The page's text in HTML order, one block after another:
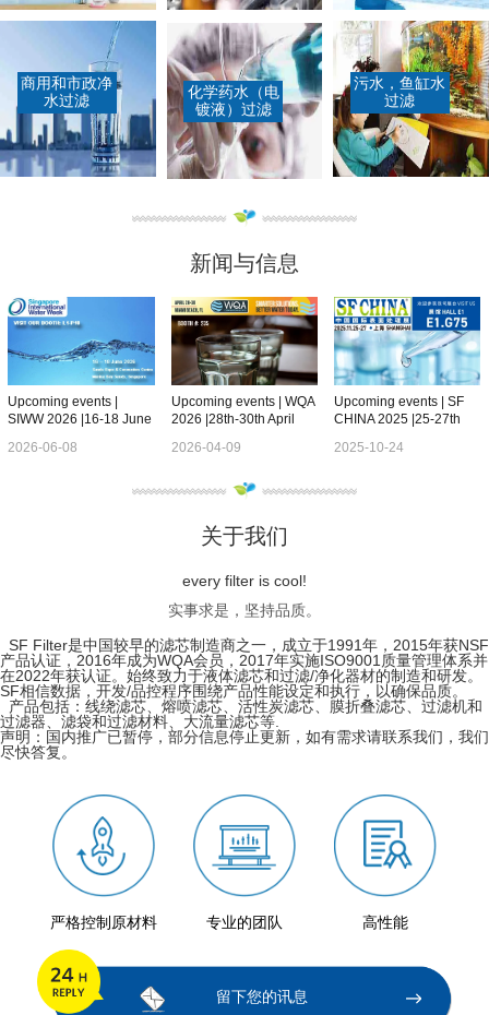
商用和市政净
水过滤
化学药水（电
镀液）过滤
污水，鱼缸水
过滤
新闻与信息
Upcoming events |
SIWW 2026 |16-18 June
2026-06-08
Upcoming events | WQA
2026 |28th-30th April
2026-04-09
Upcoming events | SF
CHINA 2025 |25-27th
E1.G75
2025-10-24
关于我们
every filter is cool!
实事求是，坚持品质。
SF Filter是中国较早的滤芯制造商之一，成立于1991年，2015年获NSF
产品认证，2016年成为WQA会员，2017年实施ISO9001质量管理体系并
在2022年获认证。始终致力于液体滤芯和过滤/净化器材的制造和研发。
SF相信数据，开发/品控程序围绕产品性能设定和执行，以确保品质。
产品包括：线绕滤芯、熔喷滤芯、活性炭滤芯、膜折叠滤芯、过滤机和
过滤器、滤袋和过滤材料、大流量滤芯等.
声明：国内推广已暂停，部分信息停止更新，如有需求请联系我们，我们
尽快答复。
严格控制原材料 专业的团队 高性能
留下您的讯息